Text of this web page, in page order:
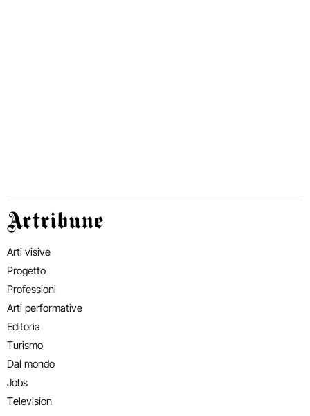
Artribune
Arti visive
Progetto
Professioni
Arti performative
Editoria
Turismo
Dal mondo
Jobs
Television